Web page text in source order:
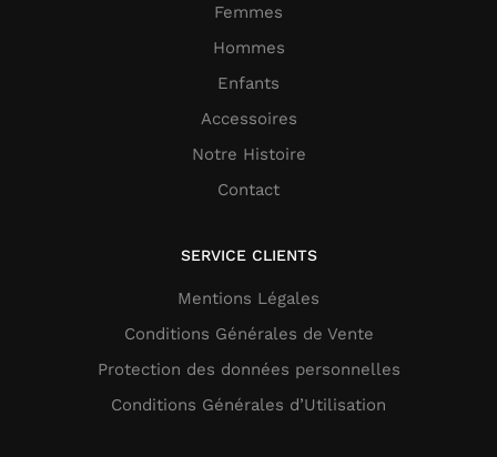
Femmes
Hommes
Enfants
Accessoires
Notre Histoire
Contact
SERVICE CLIENTS
Mentions Légales
Conditions Générales de Vente
Protection des données personnelles
Conditions Générales d’Utilisation